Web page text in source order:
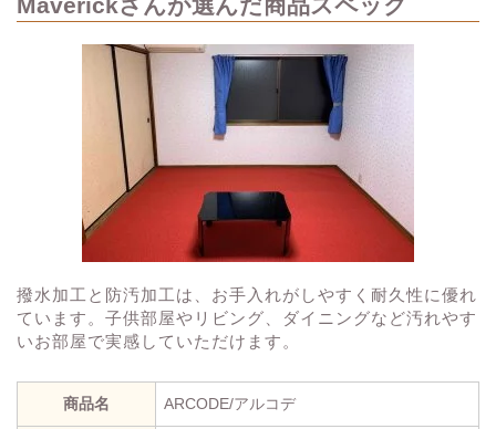
Maverickさんが選んだ商品スペック
撥水加工と防汚加工は、お手入れがしやすく耐久性に優れ
ています。子供部屋やリビング、ダイニングなど汚れやす
いお部屋で実感していただけます。
商品名 ARCODE/アルコデ